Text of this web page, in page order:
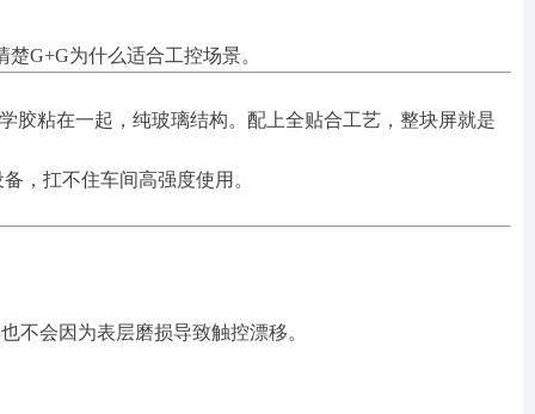
G+G为什么适合工控场景。
胶粘在一起，纯玻璃结构。配上全贴合工艺，整块屏就是
，扛不住车间高强度使用。
不会因为表层磨损导致触控漂移。